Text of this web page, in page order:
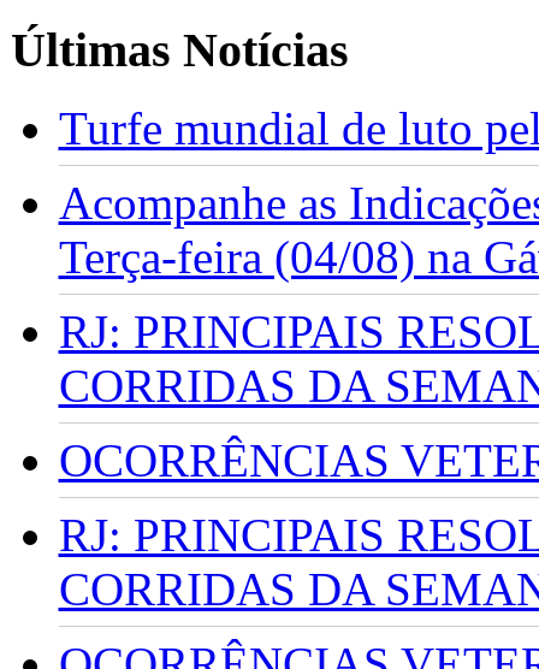
Últimas Notícias
Turfe mundial de luto
Acompanhe as
Terça-feira (04/08) na
RJ: PRINCIPAIS
CORRIDAS DA
OCORRÊNCIAS
RJ: PRINCIPAIS
CORRIDAS DA